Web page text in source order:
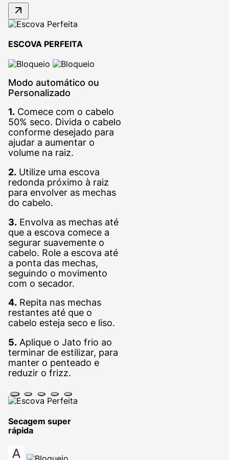
ESCOVA PERFEITA
Modo automático ou
Personalizado
1. Comece com o cabelo
50% seco. Divida o cabelo
conforme desejado para
ajudar a aumentar o
volume na raiz.
2. Utilize uma escova
redonda próximo à raiz
para envolver as mechas
do cabelo.
3. Envolva as mechas até
que a escova comece a
segurar suavemente o
cabelo. Role a escova até
a ponta das mechas,
seguindo o movimento
com o secador.
4. Repita nas mechas
restantes até que o
cabelo esteja seco e liso.
5. Aplique o Jato frio ao
terminar de estilizar, para
manter o penteado e
reduzir o frizz.
Secagem super
rápida